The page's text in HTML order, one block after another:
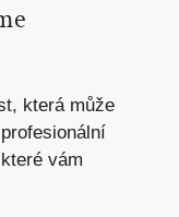
která může
vám